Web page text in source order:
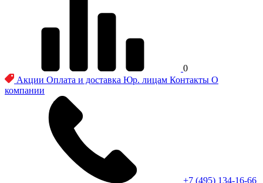
0
Акции Оплата и доставка Юр. лицам Контакты О
компании
+7 (495) 134-16-66